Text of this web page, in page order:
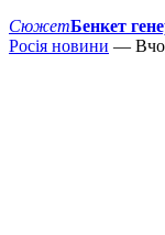
СюжетБенкет
Росія новини —